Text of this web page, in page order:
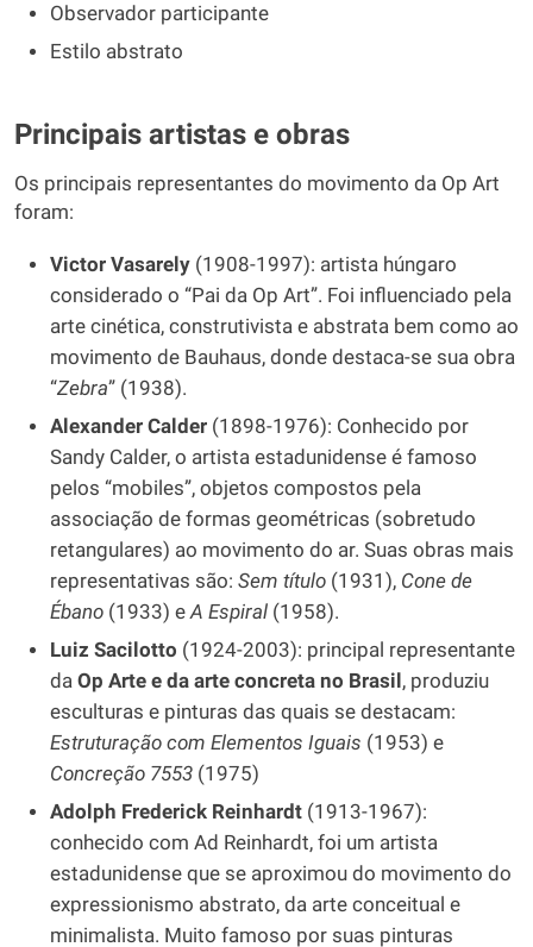
Observador participante
Estilo abstrato
Principais artistas e obras
Os principais representantes do movimento da Op Art
foram:
Victor Vasarely (1908-1997): artista húngaro
considerado o “Pai da Op Art”. Foi influenciado pela
arte cinética, construtivista e abstrata bem como ao
movimento de Bauhaus, donde destaca-se sua obra
“Zebra” (1938).
Alexander Calder (1898-1976): Conhecido por
Sandy Calder, o artista estadunidense é famoso
pelos “mobiles”, objetos compostos pela
associação de formas geométricas (sobretudo
retangulares) ao movimento do ar. Suas obras mais
representativas são: Sem título (1931), Cone de
Ébano (1933) e A Espiral (1958).
Luiz Sacilotto (1924-2003): principal representante
da Op Arte e da arte concreta no Brasil, produziu
esculturas e pinturas das quais se destacam:
Estruturação com Elementos Iguais (1953) e
Concreção 7553 (1975)
Adolph Frederick Reinhardt (1913-1967):
conhecido com Ad Reinhardt, foi um artista
estadunidense que se aproximou do movimento do
expressionismo abstrato, da arte conceitual e
minimalista. Muito famoso por suas pinturas